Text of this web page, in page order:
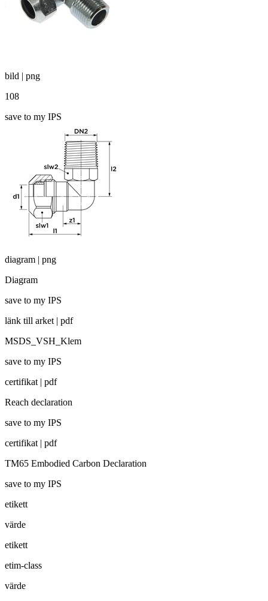
bild | png
108
save to my IPS
diagram | png
Diagram
save to my IPS
länk till arket | pdf
MSDS_VSH_Klem
save to my IPS
certifikat | pdf
Reach declaration
save to my IPS
certifikat | pdf
TM65 Embodied Carbon Declaration
save to my IPS
etikett
värde
etikett
etim-class
värde